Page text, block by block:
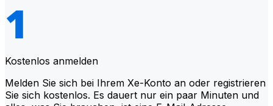
Kostenlos anmelden
Melden Sie sich bei Ihrem Xe-Konto an oder registrieren
Sie sich kostenlos. Es dauert nur ein paar Minuten und